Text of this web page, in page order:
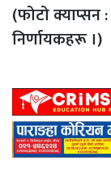
(फोटो क्याप्सन
निर्णायकहरू ।)